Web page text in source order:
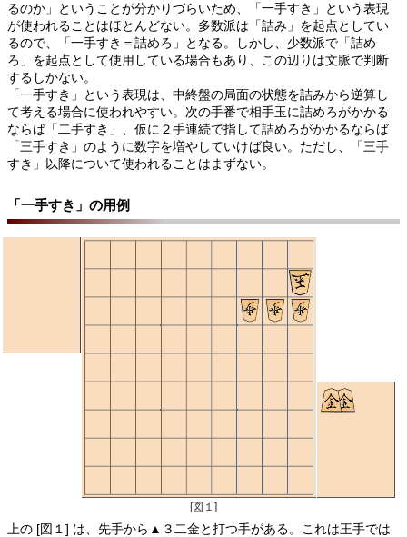
るのか」ということが分かりづらいため、「一手すき」という表現
が使われることはほとんどない。多数派は「詰み」を起点としてい
るので、「一手すき＝詰めろ」となる。しかし、少数派で「詰め
ろ」を起点として使用している場合もあり、この辺りは文脈で判断
するしかない。
「一手すき」という表現は、中終盤の局面の状態を詰みから逆算し
て考える場合に使われやすい。次の手番で相手玉に詰めろがかかる
ならば「二手すき」、仮に２手連続で指して詰めろがかかるならば
「三手すき」のように数字を増やしていけば良い。ただし、「三手
すき」以降について使われることはまずない。
「一手すき」の用例
[図１]
上の [図１] は、先手から▲３二金と打つ手がある。これは王手では